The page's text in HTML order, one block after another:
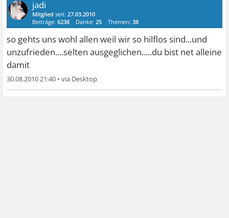
jadi
Mitglied seit:27.03.2010
Beiträge:6238 Danke:25 Themen:38
so gehts uns wohl allen weil wir so hilflos sind...und
unzufrieden....selten ausgeglichen.....du bist net alleine
damit
30.08.2010 21:40 •